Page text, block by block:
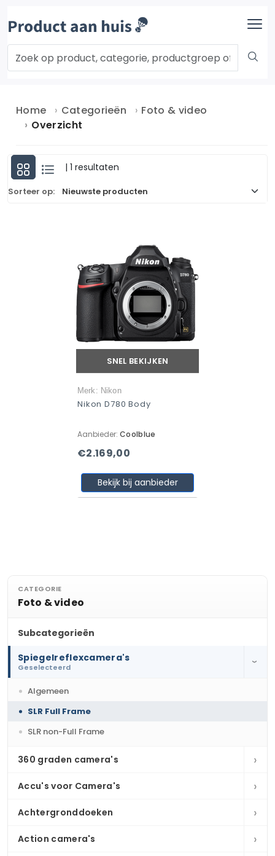
Home Categorieën
Foto & video
Overzicht
| 1 resultaten
Sorteer op:
SNEL BEKIJKEN
Merk: Nikon
Nikon D780 Body
Aanbieder: Coolblue
€2.169,00
Bekijk bij aanbieder
CATEGORIE
Foto & video
Subcategorieën
Spiegelreflexcamera's
Geselecteerd
›
Algemeen
SLR Full Frame
SLR non-Full Frame
360 graden camera's ›
Accu's voor Camera's ›
Achtergronddoeken ›
Action camera's ›